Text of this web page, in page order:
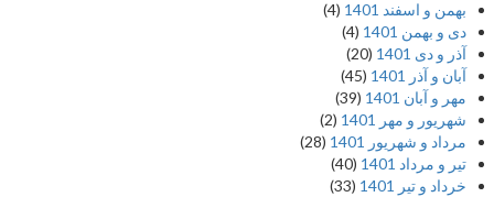
و اسفند 1401
(4)
و بهمن 1401
(4)
و دی 1401
(20)
و آذر 1401
(45)
و آبان 1401
(39)
و مهر 1401
(2)
و شهریور 1401
(28)
و مرداد 1401
(40)
و تیر 1401
(33)